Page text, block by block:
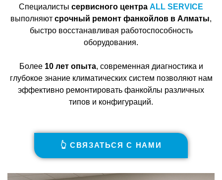
Специалисты сервисного центра ALL SERVICE
выполняют срочный ремонт фанкойлов в Алматы,
быстро восстанавливая работоспособность
оборудования.
Более 10 лет опыта, современная диагностика и
глубокое знание климатических систем позволяют нам
эффективно ремонтировать фанкойлы различных
типов и конфигураций.
👆 СВЯЗАТЬСЯ С НАМИ